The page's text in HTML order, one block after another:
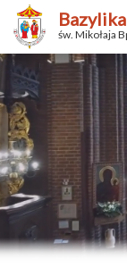
św. Mikołaja